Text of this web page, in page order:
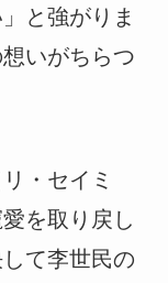
と強がりま
いがちらつ
・セイミ
を取り戻し
て李世民の